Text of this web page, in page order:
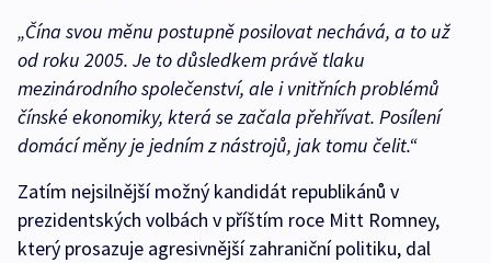
„Čína svou měnu postupně posilovat nechává, a to už
od roku 2005. Je to důsledkem právě tlaku
mezinárodního společenství, ale i vnitřních problémů
čínské ekonomiky, která se začala přehřívat. Posílení
domácí měny je jedním z nástrojů, jak tomu čelit.“
Zatím nejsilnější možný kandidát republikánů v
prezidentských volbách v příštím roce Mitt Romney,
který prosazuje agresivnější zahraniční politiku, dal